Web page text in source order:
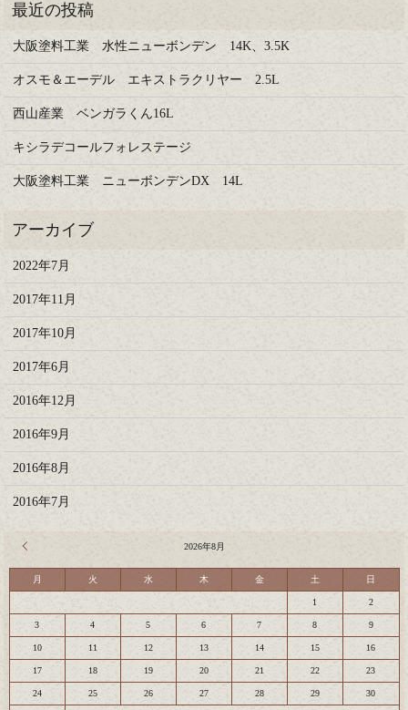
大阪塗料工業 水性ニューボンデン 14K、3.5K
オスモ＆エーデル エキストラクリヤー 2.5L
西山産業 ベンガラくん16L
キシラデコールフォレステージ
大阪塗料工業 ニューボンデンDX 14L
2022年7月
2017年11月
2017年10月
2017年6月
2016年12月
2016年9月
2016年8月
2016年7月
2026年8月
月 火 水 木 金 土 日
1 2
3 4 5 6 7 8 9
10 11 12 13 14 15 16
17 18 19 20 21 22 23
24 25 26 27 28 29 30